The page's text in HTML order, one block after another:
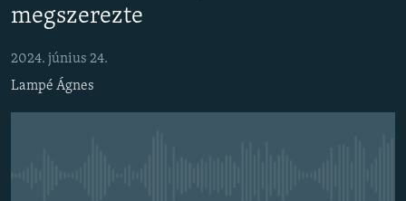
TÁRSADALOM
DEMOKRÁCIA
A PÉNZ NYOMÁBAN
EURÓPAI UNIÓ
megszerezte
2024. június 24.
Lampé Ágnes